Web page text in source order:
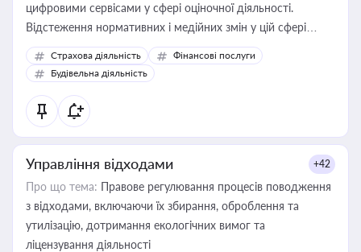
цифровими сервісами у сфері оціночної діяльності.
Відстеження нормативних і медійних змін у цій сфері
корисне для власника бізнесу, керівника, юриста або
бухгалтера під час оподаткування, приватизації, оренди
державного майна, корпоративних угод і перевірки
статусу суб'єктів оціночної діяльності
Страхова діяльність
Фінансові послуги
Будівельна діяльність
Управління відходами +42
Про що тема: Правове регулювання процесів поводження
з відходами, включаючи їх збирання, оброблення та
утилізацію, дотримання екологічних вимог та
ліцензування діяльності